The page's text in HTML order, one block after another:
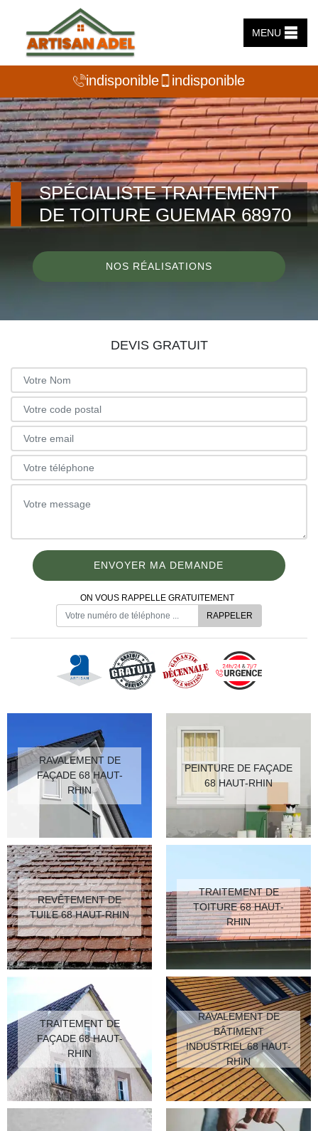
MENU
indisponible indisponible
SPÉCIALISTE TRAITEMENT
DE TOITURE GUEMAR 68970
NOS RÉALISATIONS
DEVIS GRATUIT
ON VOUS RAPPELLE GRATUITEMENT
RAVALEMENT DE
FAÇADE 68 HAUT-
RHIN
PEINTURE DE FAÇADE
68 HAUT-RHIN
REVÊTEMENT DE
TUILE 68 HAUT-RHIN
TRAITEMENT DE
TOITURE 68 HAUT-
RHIN
TRAITEMENT DE
FAÇADE 68 HAUT-
RHIN
RAVALEMENT DE
BÂTIMENT
INDUSTRIEL 68 HAUT-
RHIN